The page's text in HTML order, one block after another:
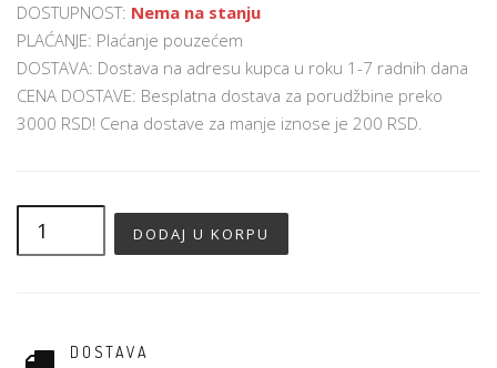
DOSTUPNOST: Nema na stanju
PLAĆANJE: Plaćanje pouzećem
DOSTAVA: Dostava na adresu kupca u roku 1-7 radnih dana
CENA DOSTAVE: Besplatna dostava za porudžbine preko
3000 RSD! Cena dostave za manje iznose je 200 RSD.
DOSTAVA